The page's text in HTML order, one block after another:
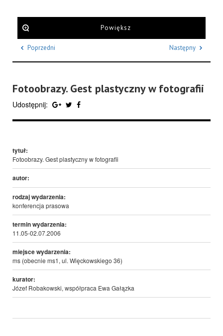
Powiększ
Poprzedni Następny
Fotoobrazy. Gest plastyczny w fotografii
Udostępnij:
tytuł:
Fotoobrazy. Gest plastyczny w fotografii
autor:
rodzaj wydarzenia:
konferencja prasowa
termin wydarzenia:
11.05-02.07.2006
miejsce wydarzenia:
ms (obecnie ms1, ul. Więckowskiego 36)
kurator:
Józef Robakowski, współpraca Ewa Gałązka